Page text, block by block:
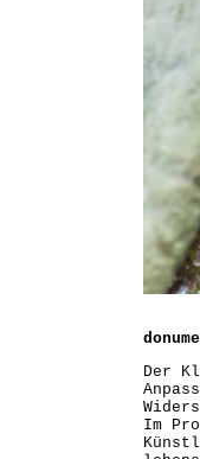
Der
Im